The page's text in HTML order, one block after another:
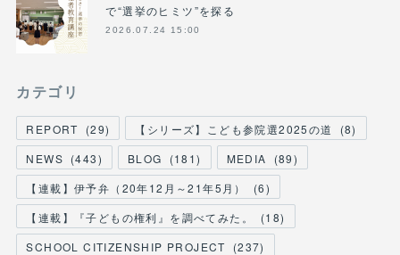
で“選挙のヒミツ”を探る
2026.07.24 15:00
カテゴリ
REPORT (29) 【シリーズ】こども参院選2025の道 (8)
NEWS (443) BLOG (181) MEDIA (89)
【連載】伊予弁（20年12月～21年5月）
(6)
【連載】『子どもの権利』を調べてみた。
(18)
SCHOOL CITIZENSHIP PROJECT
(237)